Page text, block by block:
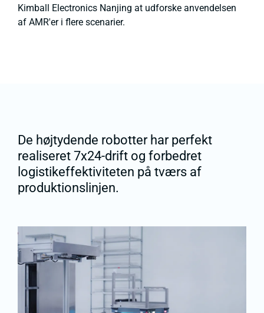
Kimball Electronics Nanjing at udforske anvendelsen
af AMR'er i flere scenarier.
De højtydende robotter har perfekt
realiseret 7x24-drift og forbedret
logistikeffektiviteten på tværs af
produktionslinjen.